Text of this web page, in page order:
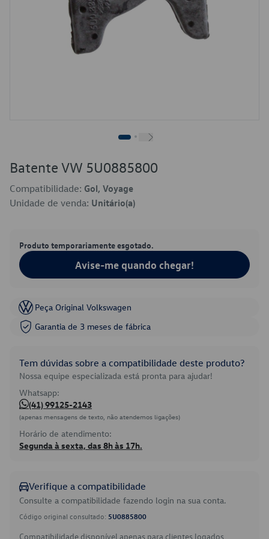
Batente VW 5U0885800
Compatibilidade: Gol, Voyage
Unidade de venda: Unitário(a)
Produto temporariamente esgotado.
Avise-me quando chegar!
Peça Original Volkswagen
Garantia de 3 meses de fábrica
Tem dúvidas sobre a compatibilidade deste produto?
Nossa equipe especializada está pronta para ajudar!
Whatsapp:
(41) 99125-2143
(apenas mensagens de texto, não atendemos ligações)
Horário de atendimento:
Segunda à sexta, das 8h às 17h.
Verifique a compatibilidade
Consulte a compatibilidade fazendo login na sua conta.
Código original consultado: 5U0885800
Compatibilidade disponível apenas para clientes logados.